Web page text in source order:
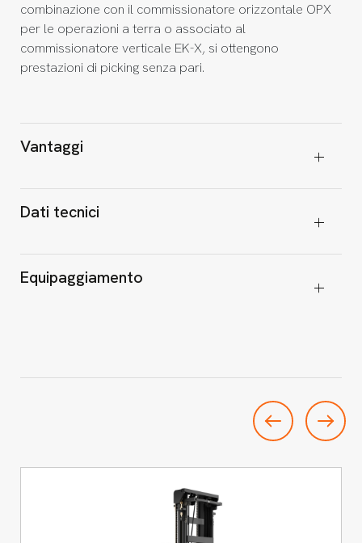
combinazione con il commissionatore orizzontale OPX
per le operazioni a terra o associato al
commissionatore verticale EK-X, si ottengono
prestazioni di picking senza pari.
Vantaggi
Dati tecnici
Equipaggiamento